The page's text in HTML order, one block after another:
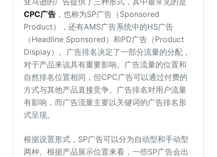
CPC广告 ，也称为SP广告（Sponsored
Product），还有AMS广告系统中的HS广告
（Headline Sponsored）和PD广告（Product
Display）。广告排名决定了一部分流量的分配，
对于产品来说具有重要影响。广告流量的位置和
自然排名位置相同，但CPC广告可以通过付费的
方式与其他产品直接竞争。广告排名对用户流量
有影响，而广告流量主要以关键词的广告排名形
式呈现。
根据设置形式，SP广告可以分为自动型和手动型
两种。根据产品展示位置来看，一些SP广告会出